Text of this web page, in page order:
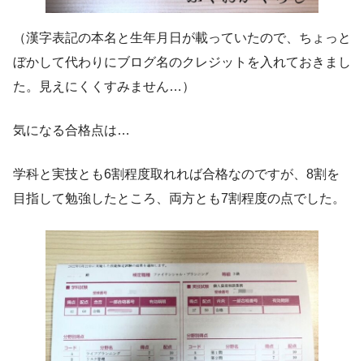
（漢字表記の本名と生年月日が載っていたので、ちょっと
ぼかして代わりにブログ名のクレジットを入れておきまし
た。見えにくくすみません…）
気になる合格点は…
学科と実技とも6割程度取れれば合格なのですが、8割を
目指して勉強したところ、両方とも7割程度の点でした。